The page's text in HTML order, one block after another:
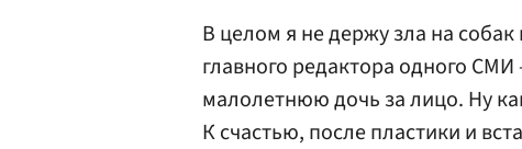
В целом я не держу зла на
главного редактора одного СМИ
малолетнюю дочь за лицо. Ну
К счастью, после пластики и